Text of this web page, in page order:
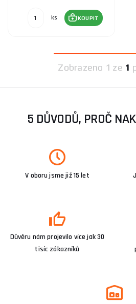
ks KOUPIT
Zobrazeno 1 ze 1
5 DŮVODŮ, PROČ
V oboru jsme již 15 let
Důvěru nám projevilo více jak 30
tisíc zákazníků